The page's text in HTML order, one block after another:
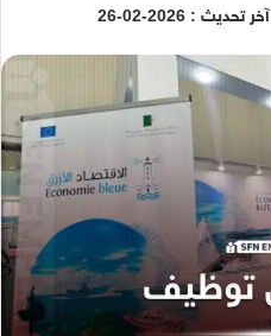
آخر تحديث : 2026-02-26